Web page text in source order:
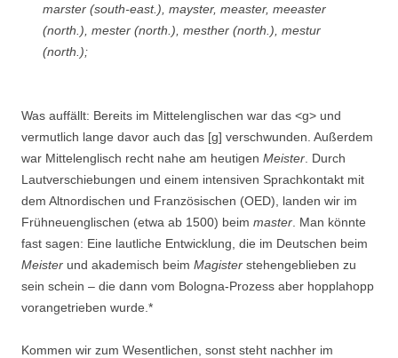
marster (south-east.), mayster, measter, meeaster
(north.), mester (north.), mesther (north.), mestur
(north.);
Was auffällt: Bereits im Mittelenglischen war das <g> und
vermutlich lange davor auch das [ɡ] verschwunden. Außerdem
war Mittelenglisch recht nahe am heutigen Meister . Durch
Lautverschiebungen und einem intensiven Sprachkontakt mit
dem Altnordischen und Französischen (OED), landen wir im
Frühneuenglischen (etwa ab 1500) beim master . Man könnte
fast sagen: Eine lautliche Entwicklung, die im Deutschen beim
Meister und akademisch beim Magister stehengeblieben zu
sein schein – die dann vom Bologna-Prozess aber hopplahopp
vorangetrieben wurde.*
Kommen wir zum Wesentlichen, sonst steht nachher im